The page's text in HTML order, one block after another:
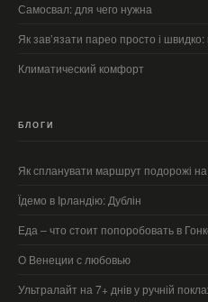
Самосвал: для чего нужна
Як зав’язати парео просто і
Климатический комфорт
БЛОГИ
Як спланувати маршрут подорожі на
Їдемо в Ірландію: Дублін
Еда – что стоит попоробовать в
О Венеции с любовью
Ультралайт на 7+ днів у ручній